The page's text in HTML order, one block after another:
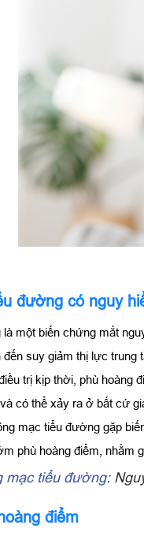
đường có nguy
một biến chứng mắt
suy giảm thị lực
trị kịp thời, phù hoàng
có thể xảy ra ở bất cứ
mạc tiểu đường gặp
phù hoàng điểm, nhằm
mạc tiểu đường:
điểm